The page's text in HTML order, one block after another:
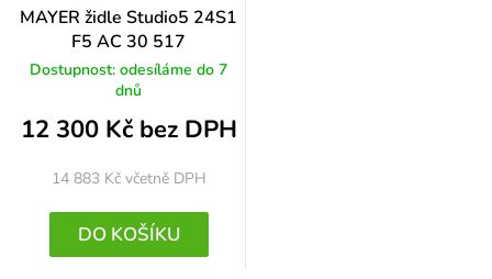
MAYER židle Studio5 24S1
F5 AC 30 517
Dostupnost: odesíláme do 7
dnů
12 300 Kč bez DPH
14 883 Kč včetně DPH
DO KOŠÍKU